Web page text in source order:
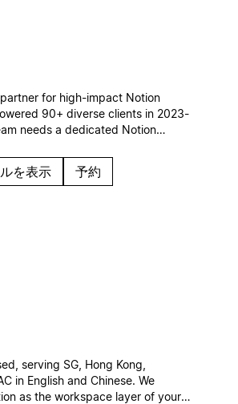
for high-impact Notion
needs a dedicated Notion
build a custom Notion workspace
unique needs.
を表示 予約
serving SG, Hong Kong,
in English and Chinese. We
as the workspace layer of your